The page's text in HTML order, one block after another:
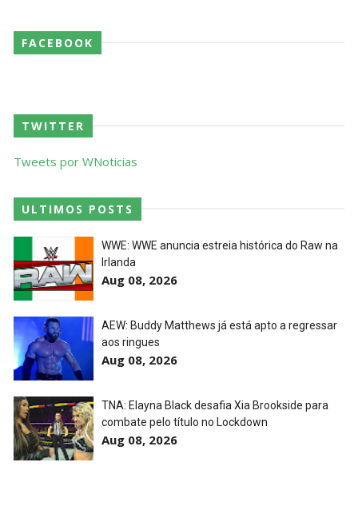
FACEBOOK
TWITTER
Tweets por WNoticias
ULTIMOS POSTS
WWE: WWE anuncia estreia histórica do Raw na
Irlanda
Aug 08, 2026
AEW: Buddy Matthews já está apto a regressar
aos ringues
Aug 08, 2026
TNA: Elayna Black desafia Xia Brookside para
combate pelo título no Lockdown
Aug 08, 2026